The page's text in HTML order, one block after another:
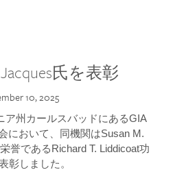
氏を表彰
10, 2025
ア州カールスバッドにあるGIA
において、同機関はSusan M.
誉であるRichard T. Liddicoat功
彰しました。